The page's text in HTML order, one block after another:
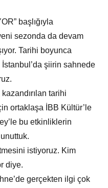
başlığıyla
sezonda da devam
Tarihi boyunca
şiirin sahnede
tarihi
ortaklaşa İBB Kültür’le
bu etkinliklerin
istiyoruz. Kim
diye.
gerçekten ilgi çok